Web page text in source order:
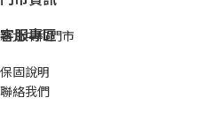
新北中和門市
客服專區
保固說明
聯絡我們